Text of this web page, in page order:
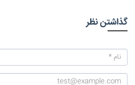
گذاشتن نظر